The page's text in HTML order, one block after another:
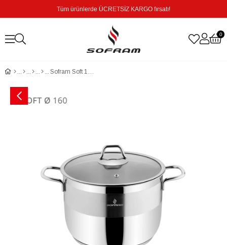
Tüm ürünlerde ÜCRETSİZ KARGO fırsatı!
0
Sofram Soft 16 cm XL Derin Tencere - 2,15 Litre